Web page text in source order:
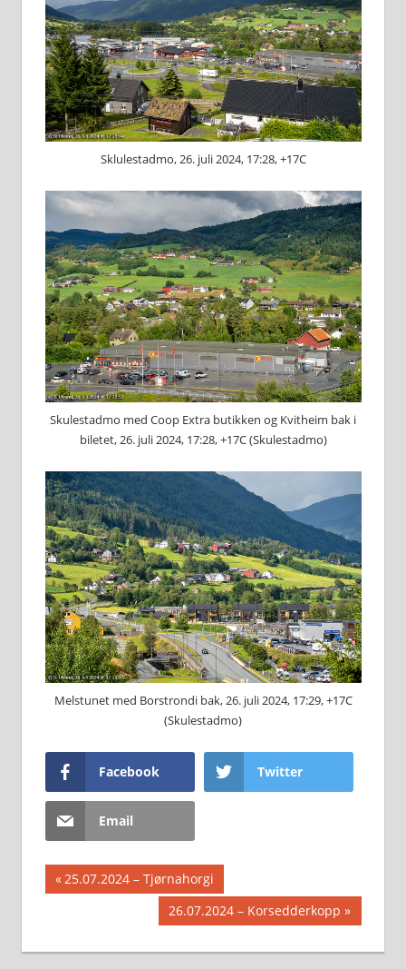
Sklulestadmo, 26. juli 2024, 17:28, +17C
Skulestadmo med Coop Extra butikken og Kvitheim bak i
biletet, 26. juli 2024, 17:28, +17C (Skulestadmo)
Melstunet med Borstrondi bak, 26. juli 2024, 17:29, +17C
(Skulestadmo)
Facebook Twitter
Email
Innleggsnavigasjon
Previous
Post:
25.07.2024 – Tjørnahorgi
Next
26.07.2024 – K⁠orsedderkopp